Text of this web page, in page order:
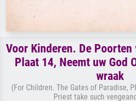
Voor Kinderen. De
Plaat 14, Neemt uw God
wraak
(For Children. The Gates of Paradise,
Priest take such